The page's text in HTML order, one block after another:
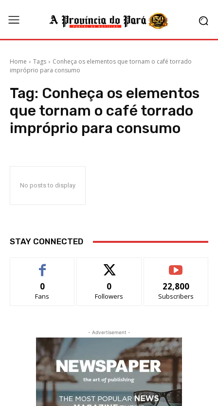
Home Tags
Conheça os elementos que tornam o café torrado
impróprio para consumo
Tag: Conheça os elementos
que tornam o café torrado
impróprio para consumo
No posts to display
STAY CONNECTED
0
Fans
0
Followers
22,800
Subscribers
- Advertisement -